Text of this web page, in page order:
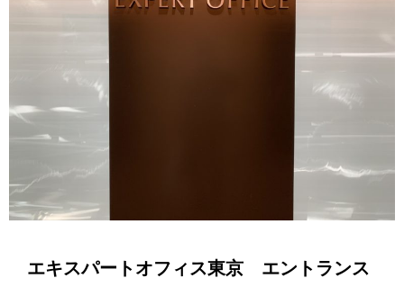
エキスパートオフィス東京 エントランス